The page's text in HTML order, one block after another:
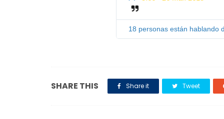
18 personas están hablando
SHARE THIS Share it Tweet